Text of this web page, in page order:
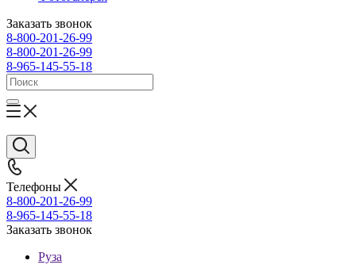
Заказать звонок
8-800-201-26-99
8-800-201-26-99
8-965-145-55-18
Телефоны
8-800-201-26-99
8-965-145-55-18
Заказать звонок
Руза